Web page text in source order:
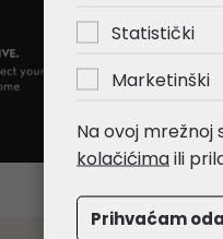
Statistički
Marketinški
Na ovoj
kolačićimaili
Prihvaćam